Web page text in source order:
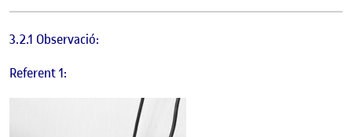
3.2.1 Observació:
Referent 1: